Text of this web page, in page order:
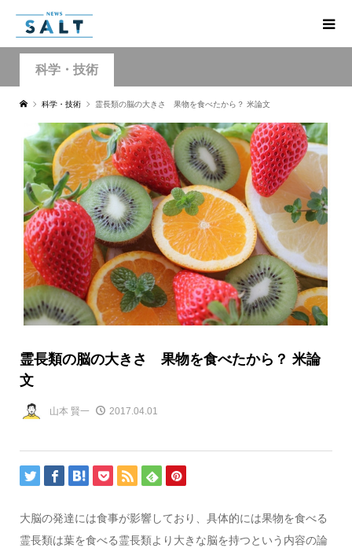
科学・技術
科学・技術 霊長類の脳の大きさ 果物を食べたから？ 米論文
霊長類の脳の大きさ 果物を食べたから？ 米論
文
山本 賢一 2017.04.01
大脳の発達には食事が影響しており、具体的には果物を食べる
霊長類は葉を食べる霊長類より大きな脳を持つという内容の論